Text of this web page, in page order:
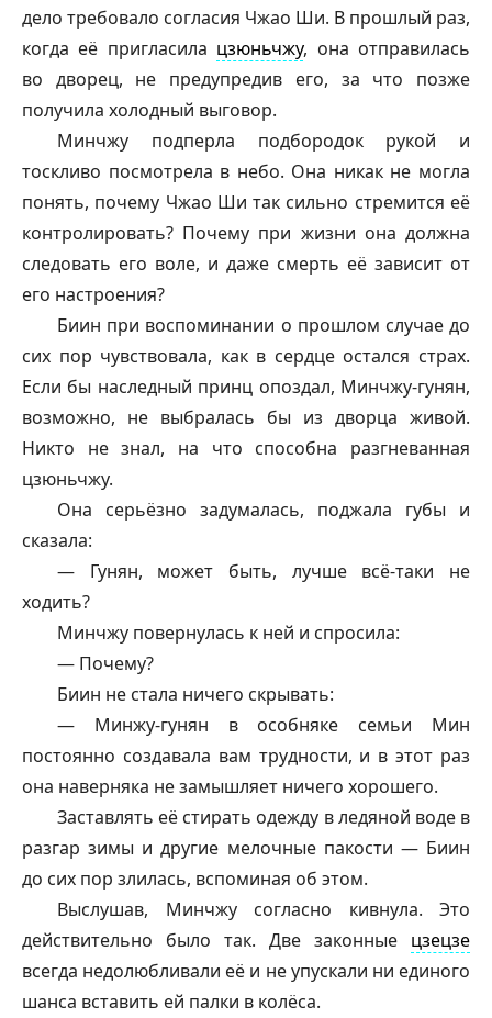
дело требовало согласия Чжао Ши. В прошлый раз,
когда её пригласила цзюньчжу, она отправилась
во дворец, не предупредив его, за что позже
получила холодный выговор.
Минчжу подперла подбородок рукой и
тоскливо посмотрела в небо. Она никак не могла
понять, почему Чжао Ши так сильно стремится её
контролировать? Почему при жизни она должна
следовать его воле, и даже смерть её зависит от
его настроения?
Биин при воспоминании о прошлом случае до
сих пор чувствовала, как в сердце остался страх.
Если бы наследный принц опоздал, Минчжу-гунян,
возможно, не выбралась бы из дворца живой.
Никто не знал, на что способна разгневанная
цзюньчжу.
Она серьёзно задумалась, поджала губы и
сказала:
— Гунян, может быть, лучше всё-таки не
ходить?
Минчжу повернулась к ней и спросила:
— Почему?
Биин не стала ничего скрывать:
— Минжу-гунян в особняке семьи Мин
постоянно создавала вам трудности, и в этот раз
она наверняка не замышляет ничего хорошего.
Заставлять её стирать одежду в ледяной воде в
разгар зимы и другие мелочные пакости — Биин
до сих пор злилась, вспоминая об этом.
Выслушав, Минчжу согласно кивнула. Это
действительно было так. Две законные цзецзе
всегда недолюбливали её и не упускали ни единого
шанса вставить ей палки в колёса.